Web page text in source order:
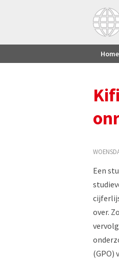
Home
Een
over.
(GPO)